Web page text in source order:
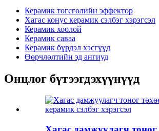
Керамик төгсгөлийн эффектор
Хагас конус керамик сэлбэг хэрэгсэл
Керамик хоолой
Керамик саваа
Керамик бүрдэл хэсгүүд
Өөрчлөлтийн эд ангиуд
Онцлог бүтээгдэхүүнүүд